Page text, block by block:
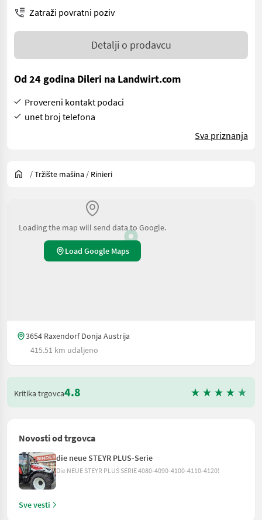
Zatraži povratni poziv
Detalji o prodavcu
Od 24 godina Dileri na Landwirt.com
Provereni kontakt podaci
unet broj telefona
Sva priznanja
/Tržište mašina / Rinieri
Loading the map will send data to Google.
Load Google Maps
3654 Raxendorf Donja Austrija
415.51 km udaljeno
Kritika trgovca4.8
Novosti od trgovca
die neue STEYR PLUS-Serie
Die NEUE STEYR PLUS SERIE 4080-4090-4100-4110-4120!
Sve vesti